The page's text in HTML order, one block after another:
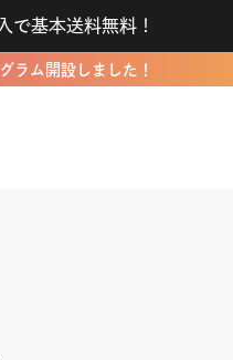
で基本送料無料！
ラム開設しました！